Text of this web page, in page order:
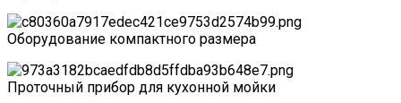
Оборудование компактного размера
Проточный прибор для кухонной мойки